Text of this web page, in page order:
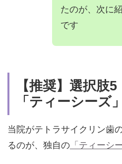
たのが、次に
です
【推奨】選択肢
「ティーシーズ」
当院がテトラサイクリン歯
るのが、独自の「ティーシー